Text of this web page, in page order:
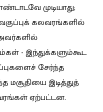
முடியாது;
கலவரங்களில்
- இந்துக்களும்கூட
சேர்ந்த
மசூதியை இடித்துத்
ஏற்பட்டன.